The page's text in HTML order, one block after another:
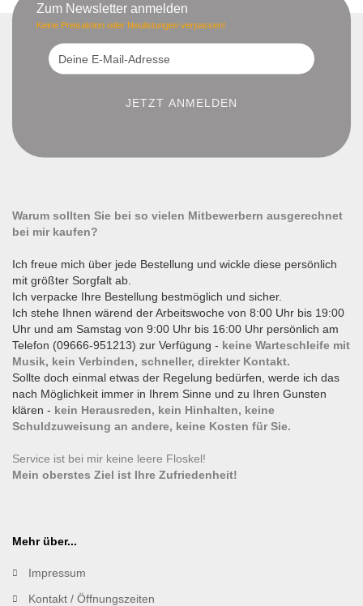
Zum Newsletter anmelden
Keine Preisaktion oder Neulistungen verpassen!
Warum sollten Sie bei so vielen Mitbewerbern ausgerechnet
bei mir kaufen?
Ich freue mich über jede Bestellung und wickle diese persönlich
mit größter Sorgfalt ab.
Ich verpacke Ihre Bestellung bestmöglich und sicher.
Ich stehe Ihnen wärend der Arbeitswoche von 8:00 Uhr bis 19:00
Uhr und am Samstag von 9:00 Uhr bis 16:00 Uhr persönlich am
Telefon (09666-951213) zur Verfügung - keine Warteschleife mit
Musik, kein Verbinden, schneller, direkter Kontakt.
Sollte doch einmal etwas der Regelung bedürfen, werde ich das
nach Möglichkeit immer in Ihrem Sinne und zu Ihren Gunsten
klären - kein Herausreden, kein Hinhalten, keine
Schuldzuweisung an andere, keine Kosten für Sie.
Service ist bei mir keine leere Floskel!
Mein oberstes Ziel ist Ihre Zufriedenheit!
Mehr über...
Impressum
Kontakt / Öffnungszeiten